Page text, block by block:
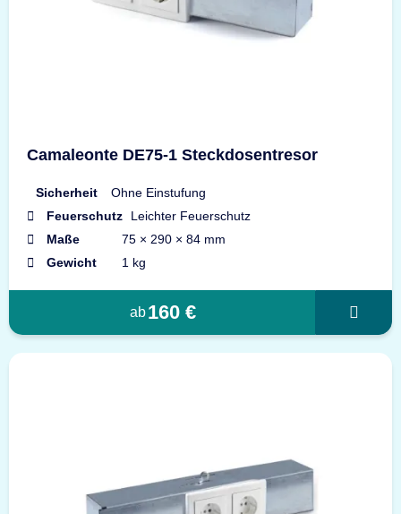
Camaleonte DE75-1 Steckdosentresor
Sicherheit
Ohne Einstufung
Feuerschutz
Leichter Feuerschutz
Maße
75 × 290 × 84 mm
Gewicht
1 kg
ab160 €